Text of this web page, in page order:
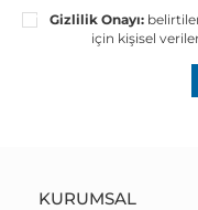
Gizlilik Onayı:
için kişisel
KURUMSAL